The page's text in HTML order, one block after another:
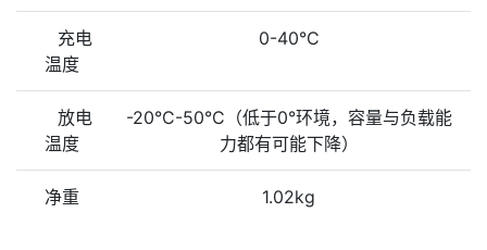
充电
温度
0-40°C
放电
温度
-20°C-50°C（低于0°环境，容量与负载能
力都有可能下降）
净重 1.02kg